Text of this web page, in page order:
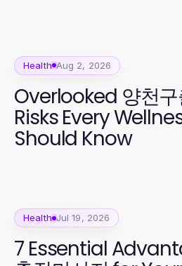
Health Aug 2, 2026
Overlooked 양천
Risks Every
Should Know
Health Jul 19, 2026
7 Essential